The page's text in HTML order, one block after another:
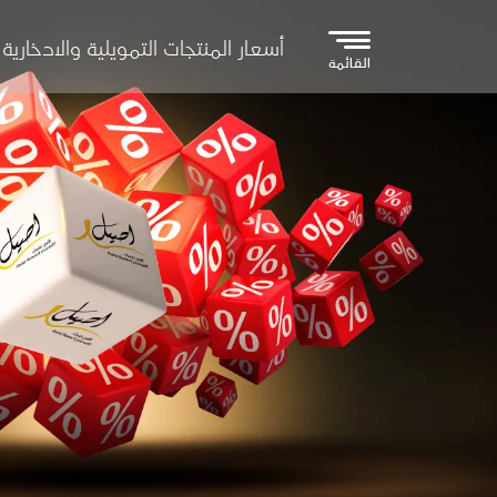
القائمة أسعار المنتجات التمويلية والادخارية